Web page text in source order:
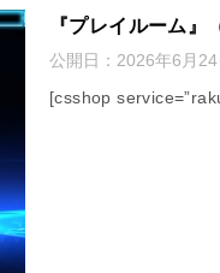
『プレイルーム』
公開日： 2026年6月24
[csshop